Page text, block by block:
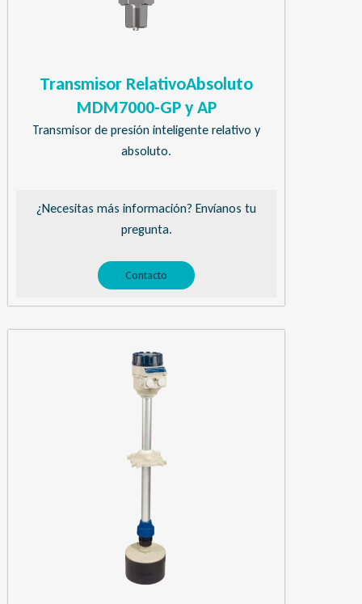
Transmisor RelativoAbsoluto
MDM7000-GP y AP
Transmisor de presión inteligente relativo y
absoluto.
¿Necesitas más información? Envíanos tu
pregunta.
Contacto